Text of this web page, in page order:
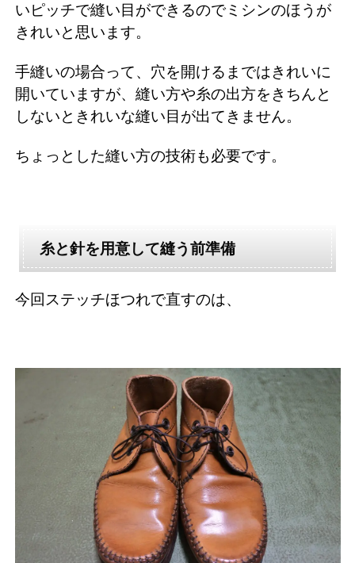
いピッチで縫い目ができるのでミシンのほうが
きれいと思います。
手縫いの場合って、穴を開けるまではきれいに
開いていますが、縫い方や糸の出方をきちんと
しないときれいな縫い目が出てきません。
ちょっとした縫い方の技術も必要です。
糸と針を用意して縫う前準備
今回ステッチほつれで直すのは、